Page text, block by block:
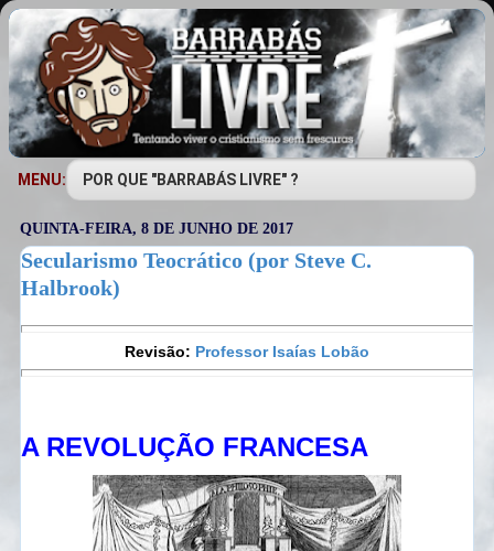
MENU:
QUINTA-FEIRA, 8 DE JUNHO DE 2017
Secularismo Teocrático (por Steve C.
Halbrook)
Revisão: Professor Isaías Lobão
A REVOLUÇÃO FRANCESA